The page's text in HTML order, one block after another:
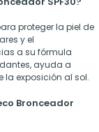
proteger la piel de
y el
a su fórmula
ayuda a
la exposición al sol.
Bronceador